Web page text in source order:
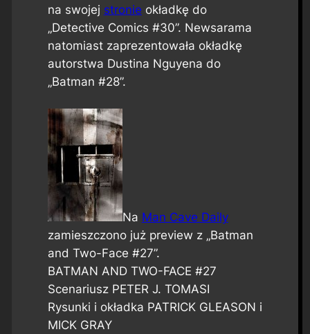
na swojej stronie okładkę do
„Detective Comics #30”. Newsarama
natomiast zaprezentowała okładkę
autorstwa Dustina Nguyena do
„Batman #28”.
Na Man Cave Daily
zamieszczono już preview z „Batman
and Two-Face #27”.
BATMAN AND TWO-FACE #27
Scenariusz PETER J. TOMASI
Rysunki i okładka PATRICK GLEASON i
MICK GRAY